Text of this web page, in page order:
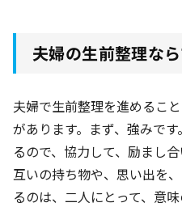
夫婦の生前整理な
夫婦で生前整理を進めるこ
があります。まず、強みで
るので、協力して、励まし
互いの持ち物や、思い出を
るのは、二人にとって、意